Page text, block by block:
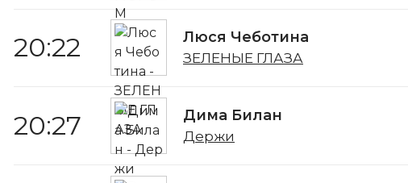
20:22 Люся Чеботина
ЗЕЛЕНЫЕ ГЛАЗА
20:27 Дима Билан
Держи